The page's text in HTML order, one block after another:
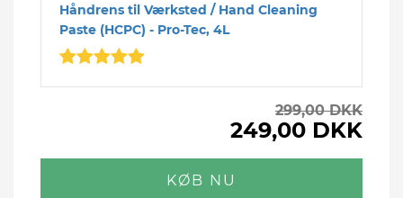
Håndrens til Værksted / Hand Cleaning
Paste (HCPC) - Pro-Tec, 4L
249,00 DKK
299,00 DKK